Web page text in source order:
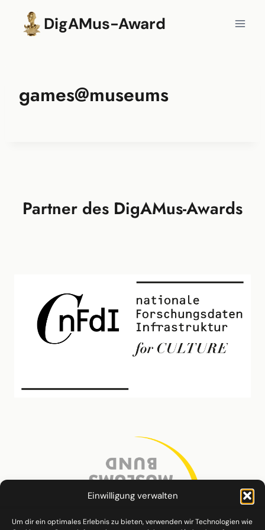
Einwilligung verwalten
Um dir ein optimales Erlebnis zu bieten, verwenden wir Technologien wie
springen
DigAMus-Award
games@museums
Partner des DigAMus-Awards